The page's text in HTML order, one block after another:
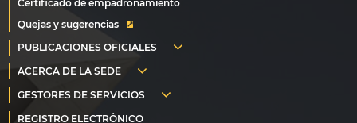
Quejas y sugerencias